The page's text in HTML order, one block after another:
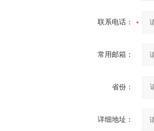
联系电话：
常用邮箱：
省份：
详细地址：